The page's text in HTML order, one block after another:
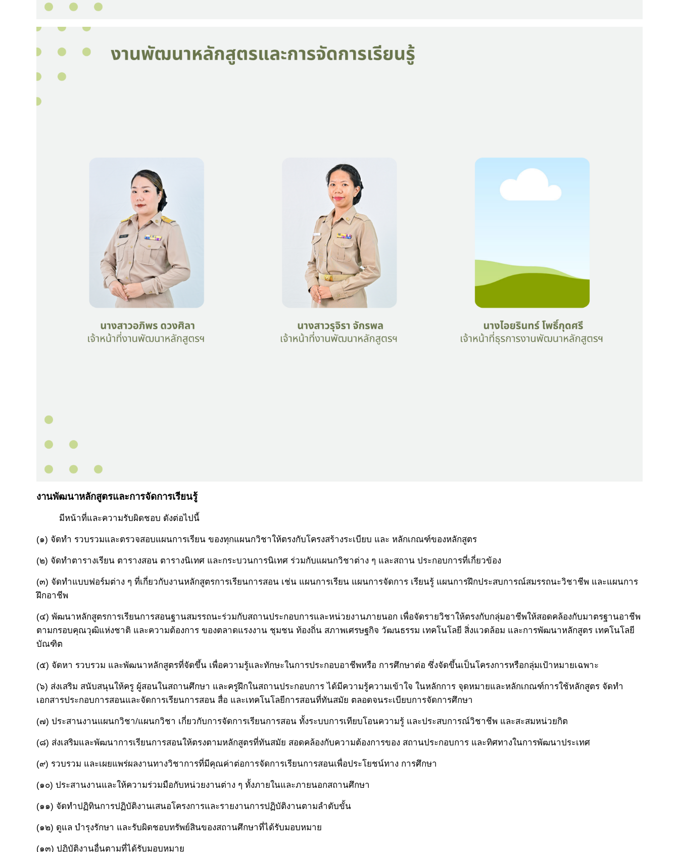
งานพัฒนาหลักสูตรและการจัดการเรียนรู้
มีหน้าที่และความรับผิดชอบ ดังต่อไปนี้
(๑) จัดทำ รวบรวมและตรวจสอบแผนการเรียน ของทุกแผนกวิชาให้ตรงกับโครงสร้างระเบียบ และ หลักเกณฑ์ของหลักสูตร
(๒) จัดทำตารางเรียน ตารางสอน ตารางนิเทศ และกระบวนการนิเทศ ร่วมกับแผนกวิชาต่าง ๆ และสถาน ประกอบการที่เกี่ยวข้อง
(๓) จัดทำแบบฟอร์มต่าง ๆ ที่เกี่ยวกับงานหลักสูตรการเรียนการสอน เช่น แผนการเรียน แผนการจัดการ เรียนรู้ แผนการฝึกประสบการณ์สมรรถนะวิชาชีพ และแผนการ
ฝึกอาชีพ
(๔) พัฒนาหลักสูตรการเรียนการสอนฐานสมรรถนะร่วมกับสถานประกอบการและหน่วยงานภายนอก เพื่อจัดรายวิชาให้ตรงกับกลุ่มอาชีพให้สอดคล้องกับมาตรฐานอาชีพ
ตามกรอบคุณวุฒิแห่งชาติ และความต้องการ ของตลาดแรงงาน ชุมชน ท้องถิ่น สภาพเศรษฐกิจ วัฒนธรรม เทคโนโลยี สิ่งแวดล้อม และการพัฒนาหลักสูตร เทคโนโลยี
บัณฑิต
(๕) จัดหา รวบรวม และพัฒนาหลักสูตรที่จัดขึ้น เพื่อความรู้และทักษะในการประกอบอาชีพหรือ การศึกษาต่อ ซึ่งจัดขึ้นเป็นโครงการหรือกลุ่มเป้าหมายเฉพาะ
(๖) ส่งเสริม สนับสนุนให้ครู ผู้สอนในสถานศึกษา และครูฝึกในสถานประกอบการ ได้มีความรู้ความเข้าใจ ในหลักการ จุดหมายและหลักเกณฑ์การใช้หลักสูตร จัดทำ
เอกสารประกอบการสอนและจัดการเรียนการสอน สื่อ และเทคโนโลยีการสอนที่ทันสมัย ตลอดจนระเบียบการจัดการศึกษา
(๗) ประสานงานแผนกวิชา/แผนกวิชา เกี่ยวกับการจัดการเรียนการสอน ทั้งระบบการเทียบโอนความรู้ และประสบการณ์วิชาชีพ และสะสมหน่วยกิต
(๘) ส่งเสริมและพัฒนาการเรียนการสอนให้ตรงตามหลักสูตรที่ทันสมัย สอดคล้องกับความต้องการของ สถานประกอบการ และทิศทางในการพัฒนาประเทศ
(๙) รวบรวม และเผยแพร่ผลงานทางวิชาการที่มีคุณค่าต่อการจัดการเรียนการสอนเพื่อประโยชน์ทาง การศึกษา
(๑๐) ประสานงานและให้ความร่วมมือกับหน่วยงานต่าง ๆ ทั้งภายในและภายนอกสถานศึกษา
(๑๑) จัดทำปฏิทินการปฏิบัติงานเสนอโครงการและรายงานการปฏิบัติงานตามลำดับขั้น
(๑๒) ดูแล บำรุงรักษา และรับผิดชอบทรัพย์สินของสถานศึกษาที่ได้รับมอบหมาย
(๑๓) ปฏิบัติงานอื่นตามที่ได้รับมอบหมาย